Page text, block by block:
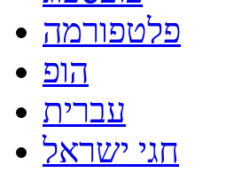
פלטפורמה
הופ
עברית
חגי ישראל